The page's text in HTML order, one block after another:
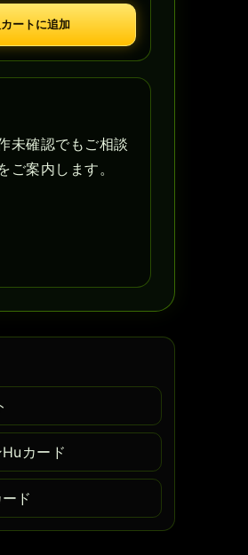
ートに追加
未確認でもご相談
案内します。
カード
ド